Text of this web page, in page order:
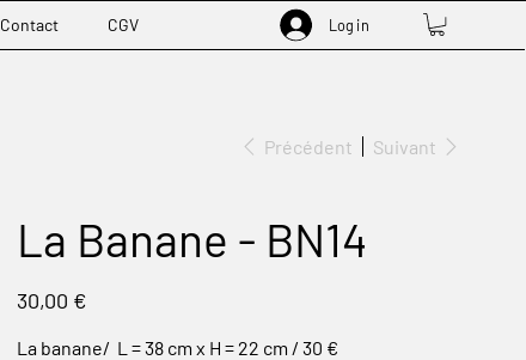
Log in
Contact CGV
Précédent Suivant
La Banane - BN14
30,00 €
La banane/ L = 38 cm x H = 22 cm / 30 €